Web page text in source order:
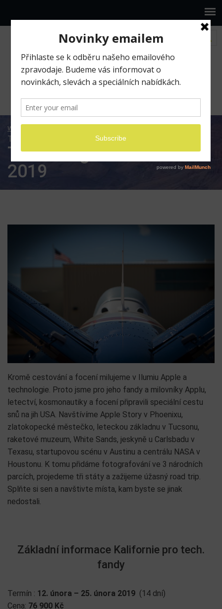
www.ilumio.cz
Technologická cesta snů 2019
Technologická cesta snů
2019
Kromě cestování a focení milujeme v Ilumiu Apple a
technologie. Proto jsme pro jeho fandy a milovníky Applu,
letectví, kosmonautiky a focení připravili speciální cestu
snů na jih USA. Navštívíme Apple Story v Phoenixu,
zlatokopecké městečko, leteckou základnu v Tucsonu,
raketové muzeum, White Sands, jeskyně u Carlsbadu v
Texasu, startupovou scénu v Austinu a centrálu NASA v
Houstonu. K tomu přidáme fotografování ve 3 národních
parcích, projedeme tři státy a zažijeme úžasný road trip.
Splňte si sen a navštivte místa, kam byste se jinak
nedostali.
Základní informace Kalifornie pro tech.
fandy
Termín : 12. února – 25. února 2019 (14 dní)
Cena: 76 900 Kč